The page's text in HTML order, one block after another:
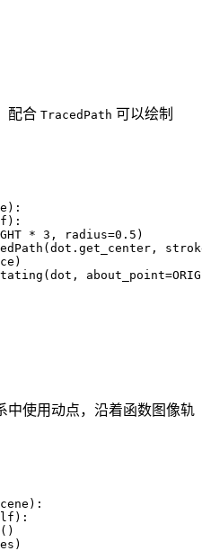
配合 TracedPath 可以绘制
* 3, radius=0.5)
中使用动点，沿着函数图像轨